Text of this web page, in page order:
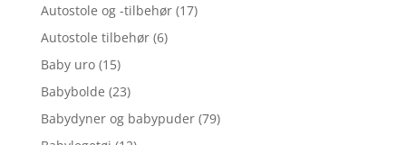
Autostole og -tilbehør (17)
Autostole tilbehør (6)
Baby uro (15)
Babybolde (23)
Babydyner og babypuder (79)